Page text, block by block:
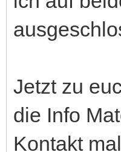
Jetzt zu
die Info
Kontakt